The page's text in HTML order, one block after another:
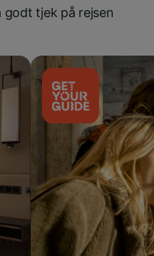
godt tjek på rejsen